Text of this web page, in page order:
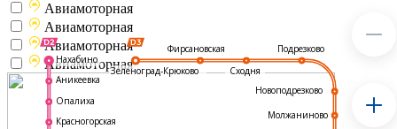
Фирсановская
Сходня
Подрезково
Новоподрезково
Молжаниново
Нахабино
Аникеевка
Опалиха
Красногорская
Зеленоград-Крюково
Авиамоторная
Авиамоторная
Авиамоторная
Авиамоторная